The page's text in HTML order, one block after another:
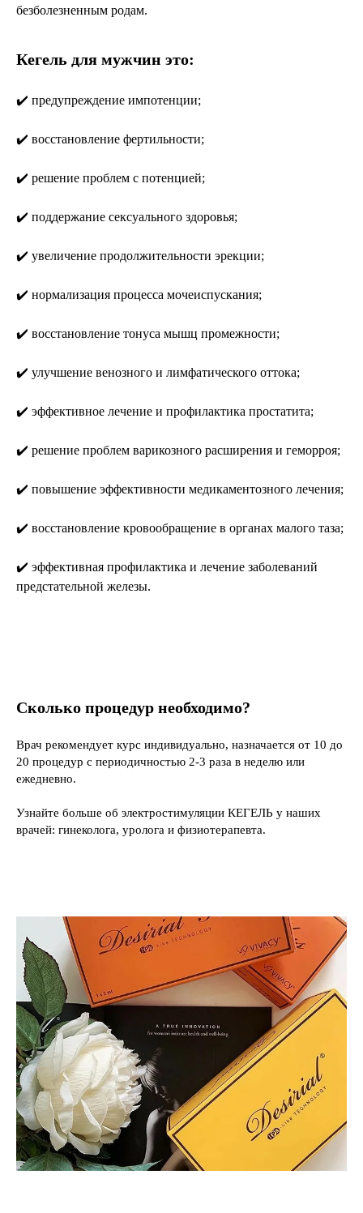
безболезненным родам.
Кегель для мужчин это:
✔️ предупреждение импотенции;
✔️ восстановление фертильности;
✔️ решение проблем с потенцией;
✔️ поддержание сексуального здоровья;
✔️ увеличение продолжительности эрекции;
✔️ нормализация процесса мочеиспускания;
✔️ восстановление тонуса мышц промежности;
✔️ улучшение венозного и лимфатического оттока;
✔️ эффективное лечение и профилактика простатита;
✔️ решение проблем варикозного расширения и геморроя;
✔️ повышение эффективности медикаментозного лечения;
✔️ восстановление кровообращение в органах малого таза;
✔️ эффективная профилактика и лечение заболеваний
предстательной железы.
Сколько процедур необходимо?
Врач рекомендует курс индивидуально, назначается от 10 до
20 процедур с периодичностью 2-3 раза в неделю или
ежедневно.
Узнайте больше об электростимуляции КЕГЕЛЬ у наших
врачей: гинеколога, уролога и физиотерапевта.